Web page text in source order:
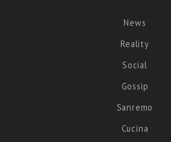
News
Reality
Social
Gossip
Sanremo
Cucina